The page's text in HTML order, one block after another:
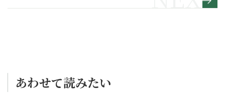
礼の作法】
あわせて読みたい